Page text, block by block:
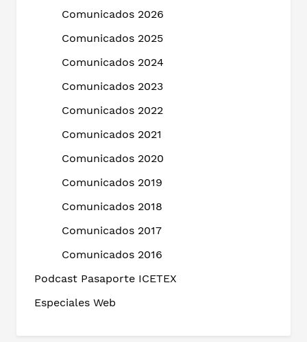
Comunicados 2026
Comunicados 2025
Comunicados 2024
Comunicados 2023
Comunicados 2022
Comunicados 2021
Comunicados 2020
Comunicados 2019
Comunicados 2018
Comunicados 2017
Comunicados 2016
Podcast Pasaporte ICETEX
Especiales Web